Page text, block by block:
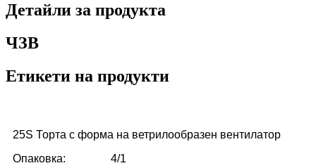
Детайли за продукта
ЧЗВ
Етикети на продукти
25S Торта с форма на ветрилообразен вентилатор
Опаковка:
4/1